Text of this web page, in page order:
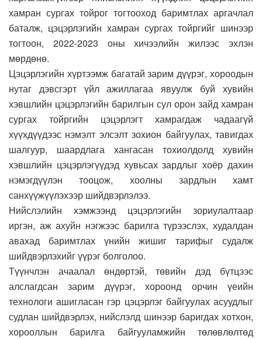
хамран сургах тойрог тогтооход баримтлах аргачлал
баталж, цэцэрлэгийн хамран сургах тойргийг шинээр
тогтоон, 2022-2023 оны хичээлийн жилээс эхлэн
мөрдөнө.
Цэцэрлэгийн хүртээмж багатай зарим дүүрэг, хороодын
нутаг дэвсгэрт үйл ажиллагаа явуулж буй хувийн
хэвшлийн цэцэрлэгийн барилгын сул орон зайд хамран
сургах тойргийн цэцэрлэгт хамрагдаж чадаагүй
хүүхдүүдээс нэмэлт элсэлт зохион байгуулах, тавигдах
шалгуур, шаардлага хангасан тохиолдолд хувийн
хэвшлийн цэцэрлэгүүдэд хувьсах зардлыг хоёр дахин
нэмэгдүүлэн тооцож, хоолны зардлын хамт
санхүүжүүлэхээр шийдвэрлэлээ.
Нийслэлийн хэмжээнд цэцэрлэгийн зориулалтаар
иргэн, аж ахуйн нэгжээс барилга түрээслэх, худалдан
авахад баримтлах үнийн жишиг тарифыг судалж
шийдвэрлэхийг үүрэг болголоо.
Түүнчлэн ачаалал өндөртэй, төвийн дэд бүтцээс
алслагдсан зарим дүүрэг, хороонд орчин үеийн
технологи ашигласан гэр цэцэрлэг байгуулах асуудлыг
судлан шийдвэрлэх, нийслэлд шинээр баригдах хотхон,
хорооллын барилга байгууламжийн төлөвлөлтөд